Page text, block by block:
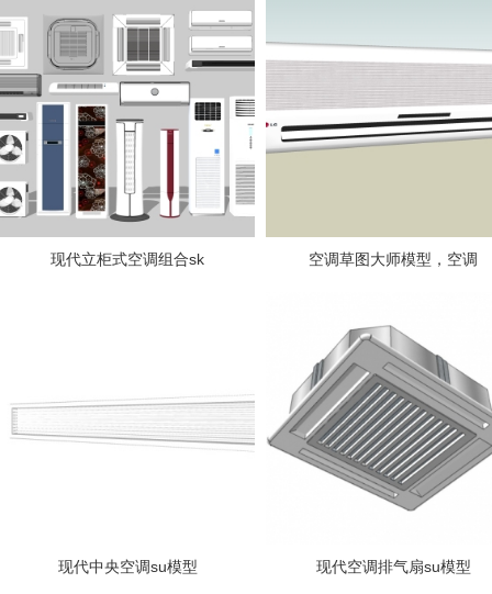
现代立柜式空调组合sk 空调草图大师模型，空调
现代中央空调su模型 现代空调排气扇su模型